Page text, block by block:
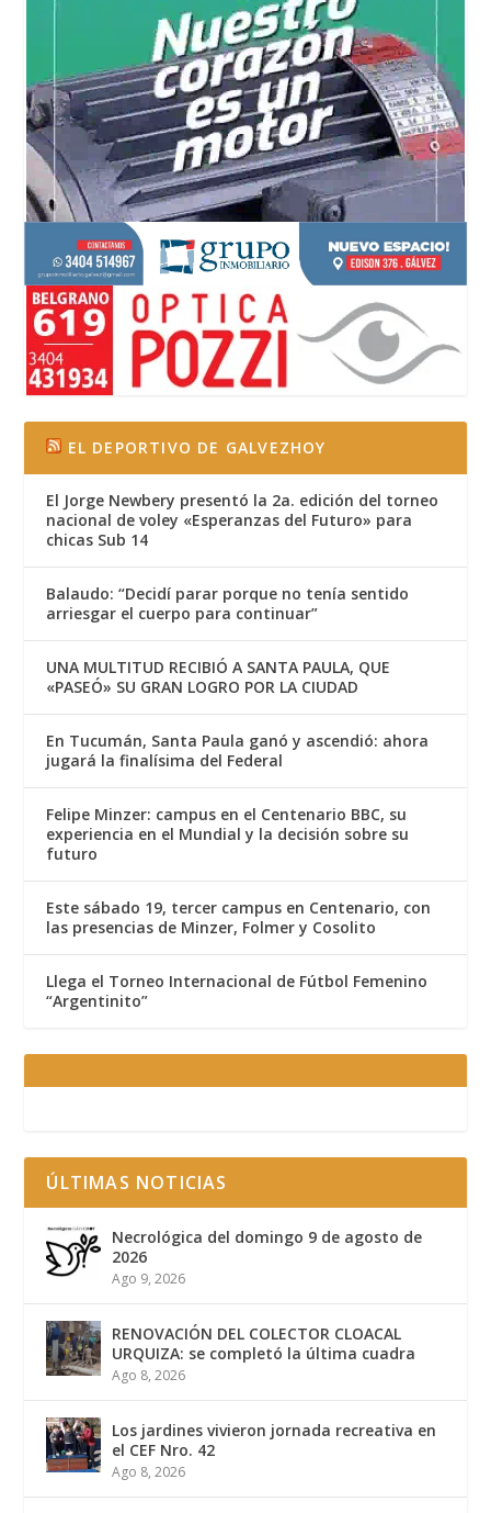
EL DEPORTIVO DE GALVEZHOY
El Jorge Newbery presentó la 2a. edición del torneo
nacional de voley «Esperanzas del Futuro» para
chicas Sub 14
Balaudo: “Decidí parar porque no tenía sentido
arriesgar el cuerpo para continuar”
UNA MULTITUD RECIBIÓ A SANTA PAULA, QUE
«PASEÓ» SU GRAN LOGRO POR LA CIUDAD
En Tucumán, Santa Paula ganó y ascendió: ahora
jugará la finalísima del Federal
Felipe Minzer: campus en el Centenario BBC, su
experiencia en el Mundial y la decisión sobre su
futuro
Este sábado 19, tercer campus en Centenario, con
las presencias de Minzer, Folmer y Cosolito
Llega el Torneo Internacional de Fútbol Femenino
“Argentinito”
ÚLTIMAS NOTICIAS
Necrológica del domingo 9 de agosto de
2026
Ago 9, 2026
RENOVACIÓN DEL COLECTOR CLOACAL
URQUIZA: se completó la última cuadra
Ago 8, 2026
Los jardines vivieron jornada recreativa en
el CEF Nro. 42
Ago 8, 2026